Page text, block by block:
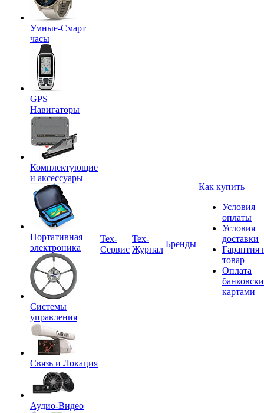
Умные-Смарт
часы
GPS
Навигаторы
Комплектующие
и аксессуары
Портативная
электроника
Системы
управления
Связь и Локация
Аудио-Видео
Tex-
Сервис
Тех-
Журнал
Бренды
Как купить
Условия
оплаты
Условия
доставки
Гарантия
товар
Оплата
картами